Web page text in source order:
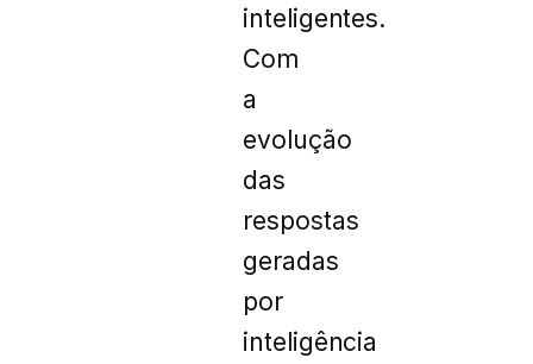
inteligentes.
Com
a
evolução
das
respostas
geradas
por
inteligência